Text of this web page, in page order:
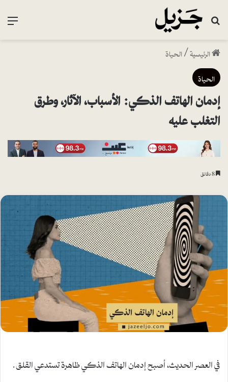
بحث عن
الرئيسية/الحياة
الحياة
إدمان الهاتف الذكي: الأسباب، الآثار، وطرق
التغلب عليه
في العصر الحديث، أصبح إدمان الهاتف الذكي ظاهرة تستدعي القلق.